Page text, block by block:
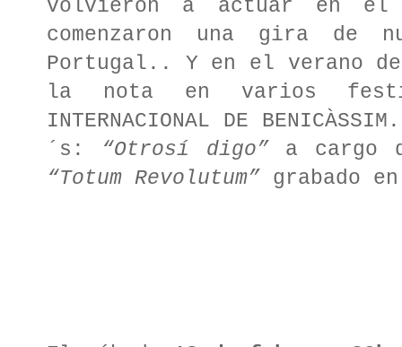
volvieron a actuar en el
comenzaron una gira de
Portugal.. Y en el verano
la nota en varios
INTERNACIONAL DE
´s:
“Otrosí digo” a cargo
“Totum Revolutum” grabado